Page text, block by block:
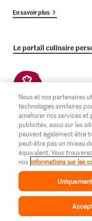
Inspiration Collection
En savoir plus
Le portail culinaire
S’inscrire
Abonnez-
Suivez-
Abonnez-
Nous et nos partenaires
technologies similaires
améliorer nos services et
publicités, aussi sur les
peuvent également être
peut-être pas un niveau
équivalent. Vous
nos informations sur les